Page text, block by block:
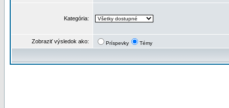
Kategória:
Zobraziť výsledok ako: Príspevky Témy